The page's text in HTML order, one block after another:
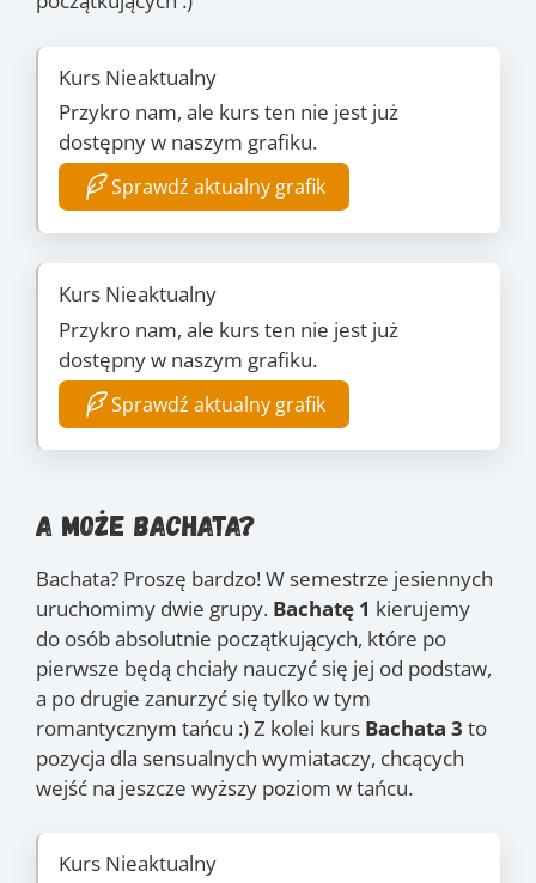
Kurs Nieaktualny
Przykro nam, ale kurs ten nie jest już
dostępny w naszym grafiku.
Sprawdź aktualny grafik
Kurs Nieaktualny
Przykro nam, ale kurs ten nie jest już
dostępny w naszym grafiku.
Sprawdź aktualny grafik
A może Bachata?
Bachata? Proszę bardzo! W semestrze jesiennych
uruchomimy dwie grupy. Bachatę 1 kierujemy
do osób absolutnie początkujących, które po
pierwsze będą chciały nauczyć się jej od podstaw,
a po drugie zanurzyć się tylko w tym
romantycznym tańcu :) Z kolei kurs Bachata 3 to
pozycja dla sensualnych wymiataczy, chcących
wejść na jeszcze wyższy poziom w tańcu.
Kurs Nieaktualny